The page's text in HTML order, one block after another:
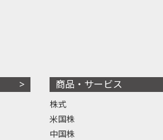
商品・サービス
株式
米国株
中国株